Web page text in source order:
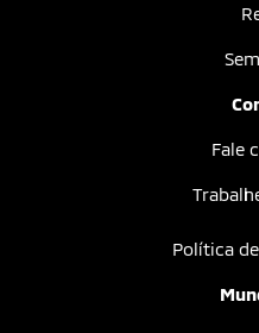
Fale
Política